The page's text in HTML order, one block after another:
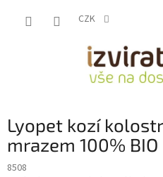
CZK
Lyopet kozí
mrazem 100% BIO
8508